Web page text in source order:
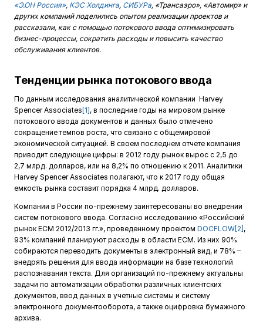
«Э.ОН Россия», КЭС Холдинга, СИБУРа, «Трансаэро», «Автомир» и
других компаний поделились опытом реализации проектов и
рассказали, как с помощью потокового ввода оптимизировать
бизнес-процессы, сократить расходы и повысить качество
обслуживания клиентов.
Тенденции рынка потокового ввода
По данным исследования аналитической компании Harvey
Spencer Associates [1] , в последние годы на мировом рынке
потокового ввода документов и данных было отмечено
сокращение темпов роста, что связано с общемировой
экономической ситуацией. В своем последнем отчете компания
приводит следующие цифры: в 2012 году рынок вырос с 2,5 до
2,7 млрд. долларов, или на 8,2% по отношению к 2011. Аналитики
Harvey Spencer Associates полагают, что к 2017 году общая
емкость рынка составит порядка 4 млрд. долларов.
Компании в России по-прежнему заинтересованы во внедрении
систем потокового ввода. Согласно исследованию «Российский
рынок ЕСМ 2012/2013 гг.», проведенному проектом DOCFLOW [2] ,
93% компаний планируют расходы в области ECM. Из них 90%
собираются переводить документы в электронный вид, и 78% –
внедрять решения для ввода информации на базе технологий
распознавания текста. Для организаций по-прежнему актуальны
задачи по автоматизации обработки различных клиентских
документов, ввод данных в учетные системы и систему
электронного документооборота, а также оцифровка бумажного
архива.